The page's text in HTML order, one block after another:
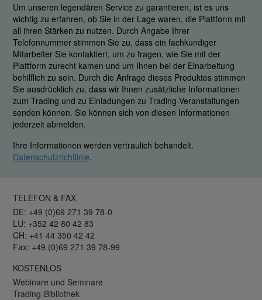
Um unseren legendären Service zu garantieren, ist es uns
wichtig zu erfahren, ob Sie in der Lage waren, die Plattform mit
all ihren Stärken zu nutzen. Durch Angabe Ihrer
Telefonnummer stimmen Sie zu, dass ein fachkundiger
Mitarbeiter Sie kontaktiert, um zu fragen, wie Sie mit der
Plattform zurecht kamen und um Ihnen bei der Einarbeitung
behilflich zu sein. Durch die Anfrage dieses Produktes stimmen
Sie ausdrücklich zu, dass wir Ihnen zusätzliche Informationen
zum Trading und zu Einladungen zu Trading-Veranstaltungen
senden können. Sie können sich von diesen Informationen
jederzeit abmelden.
Ihre Informationen werden vertraulich behandelt.
Datenschutzrichtlinie.
TELEFON & FAX
DE: +49 (0)69 271 39 78-0
LU: +352 42 80 42 83
CH: +41 44 350 42 42
Fax: +49 (0)69 271 39 78-99
KOSTENLOS
Webinare und Seminare
Trading-Bibliothek